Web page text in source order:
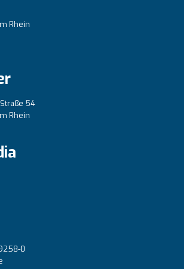
Rhein
54
Rhein
0